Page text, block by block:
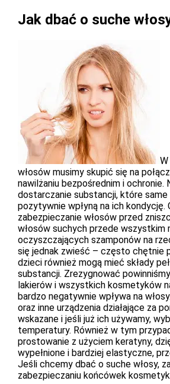
Jak dbać o suche
włosów musimy skupić się na
nawilżaniu bezpośrednim i
dostarczanie substancji, które same
pozytywnie wpłyną na ich
zabezpieczanie włosów przed
włosów suchych przede wszystkim
oczyszczających szamponów na
się jednak zwieść – często chętnie
dzieci również mogą mieć składy
substancji. Zrezygnować
lakierów i wszystkich kosmetyków
bardzo negatywnie wpływa na
oraz inne urządzenia działające za
wskazane i jeśli już ich używamy,
temperatury. Również w tym
prostowanie z użyciem keratyny,
wypełnione i bardziej elastyczne,
Jeśli chcemy dbać o suche włosy,
zabezpieczaniu końcówek